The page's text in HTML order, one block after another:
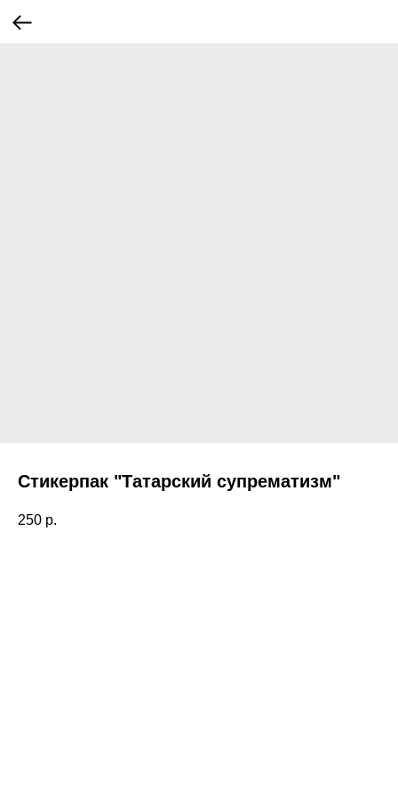
Стикерпак "Татарский супрематизм"
250 р.